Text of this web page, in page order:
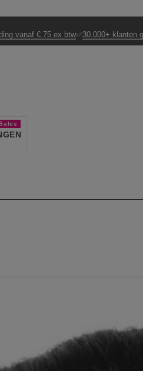
vanaf € 75 ex btw✅30.000+ klanten